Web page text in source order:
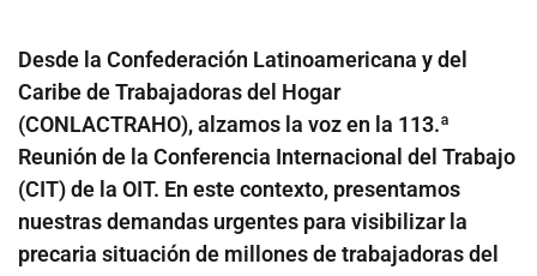
Desde la Confederación Latinoamericana y del
Caribe de Trabajadoras del Hogar
(CONLACTRAHO), alzamos la voz en la 113.ª
Reunión de la Conferencia Internacional del Trabajo
(CIT) de la OIT. En este contexto, presentamos
nuestras demandas urgentes para visibilizar la
precaria situación de millones de trabajadoras del